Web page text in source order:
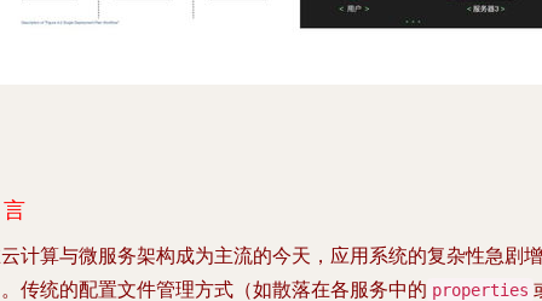
计算与微服务架构成为主流的今天，应用系统的复杂性急剧增
传统的配置文件管理方式（如散落在各服务中的 properties